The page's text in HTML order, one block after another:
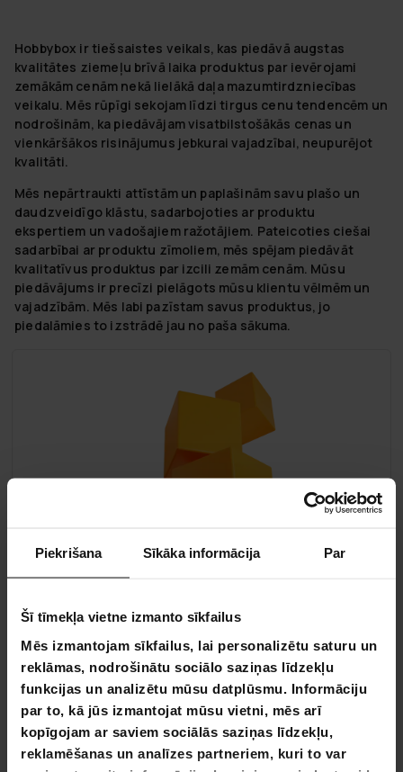
Piekrišana Sīkāka informācija Par
Šī tīmekļa vietne izmanto sīkfailus
Mēs izmantojam sīkfailus, lai personalizētu saturu un
reklāmas, nodrošinātu sociālo saziņas līdzekļu
funkcijas un analizētu mūsu datplūsmu. Informāciju
par to, kā jūs izmantojat mūsu vietni, mēs arī
kopīgojam ar saviem sociālās saziņas līdzekļu,
reklamēšanas un analīzes partneriem, kuri to var
Hobbybox ir tiešsaistes veikals, kas piedāvā augstas
kvalitātes ziemeļu brīvā laika produktus par ievērojami
zemākām cenām nekā lielākā daļa mazumtirdzniecības
veikalu. Mēs rūpīgi sekojam līdzi tirgus cenu tendencēm un
nodrošinām, ka piedāvājam visatbilstošākās cenas un
vienkāršākos risinājumus jebkurai vajadzībai, neupurējot
kvalitāti.
Mēs nepārtraukti attīstām un paplašinām savu plašo un
daudzveidīgo klāstu, sadarbojoties ar produktu
ekspertiem un vadošajiem ražotājiem. Pateicoties ciešai
sadarbībai ar produktu zīmoliem, mēs spējam piedāvāt
kvalitatīvus produktus par izcili zemām cenām. Mūsu
piedāvājums ir precīzi pielāgots mūsu klientu vēlmēm un
vajadzībām. Mēs labi pazīstam savus produktus, jo
piedalāmies to izstrādē jau no paša sākuma.